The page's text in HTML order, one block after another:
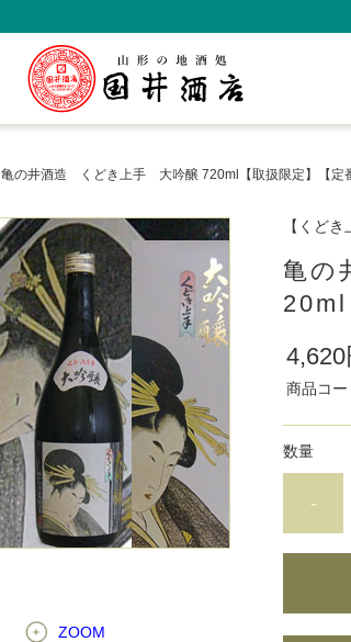
亀の井酒造 くどき上手 大吟醸 720ml【取扱限定】【定
ZOOM
【くど
亀の
20ml
4,620
商品コー
数量
-